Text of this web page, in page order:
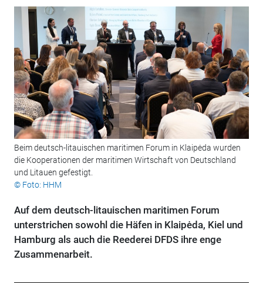
Beim deutsch-litauischen maritimen Forum in Klaipėda wurden
die Kooperationen der maritimen Wirtschaft von Deutschland
und Litauen gefestigt.
© Foto: HHM
Auf dem deutsch-litauischen maritimen Forum
unterstrichen sowohl die Häfen in Klaipėda, Kiel und
Hamburg als auch die Reederei DFDS ihre enge
Zusammenarbeit.